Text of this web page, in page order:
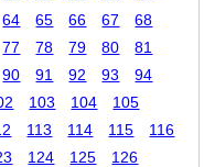
64 65 66 67
68
77 78 79 80
81
90 91 92 93
94
103 104
105
113 114 115
116
124 125
126